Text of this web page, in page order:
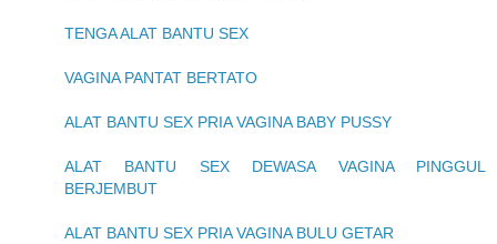
TENGA ALAT BANTU SEX
VAGINA PANTAT BERTATO
ALAT BANTU SEX PRIA VAGINA BABY PUSSY
ALAT BANTU SEX DEWASA VAGINA PINGGUL
BERJEMBUT
ALAT BANTU SEX PRIA VAGINA BULU GETAR